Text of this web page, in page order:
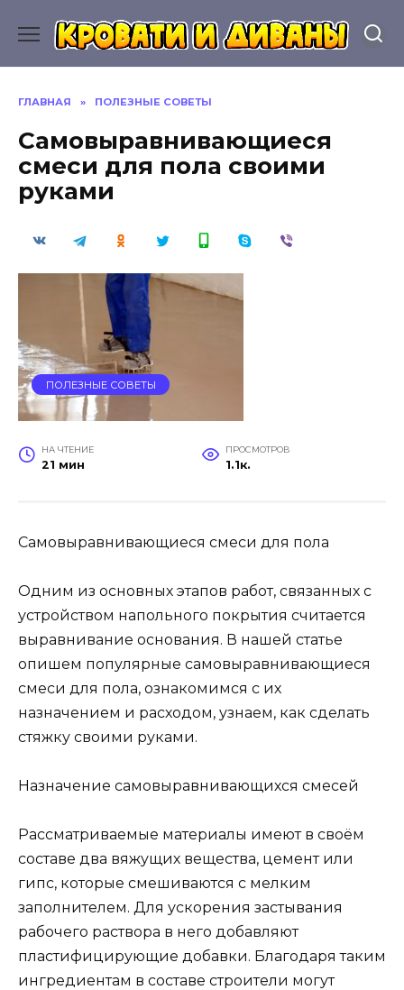
содержанию
ГЛАВНАЯ » ПОЛЕЗНЫЕ СОВЕТЫ
Самовыравнивающиеся
смеси для пола своими
руками
ПОЛЕЗНЫЕ СОВЕТЫ
НА ЧТЕНИЕ
21 мин
ПРОСМОТРОВ
1.1к.
Самовыравнивающиеся смеси для пола
Одним из основных этапов работ, связанных с
устройством напольного покрытия считается
выравнивание основания. В нашей статье
опишем популярные самовыравнивающиеся
смеси для пола, ознакомимся с их
назначением и расходом, узнаем, как сделать
стяжку своими руками.
Назначение самовыравнивающихся смесей
Рассматриваемые материалы имеют в своём
составе два вяжущих вещества, цемент или
гипс, которые смешиваются с мелким
заполнителем. Для ускорения застывания
рабочего раствора в него добавляют
пластифицирующие добавки. Благодаря таким
ингредиентам в составе строители могут